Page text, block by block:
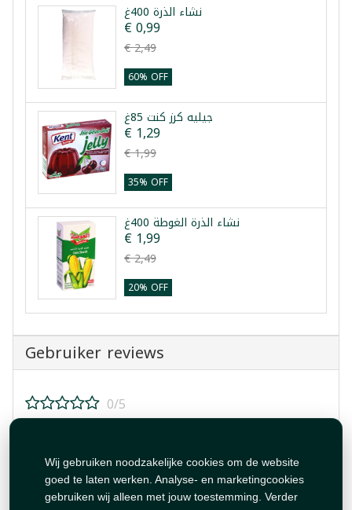
Wij gebruiken noodzakelijke cookies om de website
goed te laten werken. Analyse- en marketingcookies
gebruiken wij alleen met jouw toestemming. Verder
نشاء الذرة 400غ
€ 0,99
€ 2,49
60% OFF
جيليه كرز كنت 85غ
€ 1,29
€ 1,99
35% OFF
نشاء الذرة الغوطة 400غ
€ 1,99
€ 2,49
20% OFF
Gebruiker reviews
0/5